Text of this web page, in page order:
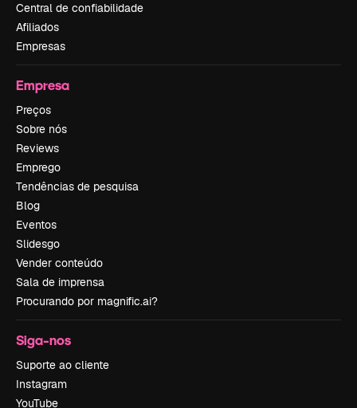
Central de confiabilidade
Afiliados
Empresas
Empresa
Preços
Sobre nós
Reviews
Emprego
Tendências de pesquisa
Blog
Eventos
Slidesgo
Vender conteúdo
Sala de imprensa
Procurando por magnific.ai?
Siga-nos
Suporte ao cliente
Instagram
YouTube